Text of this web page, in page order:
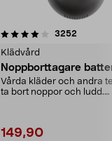
3252
Klädvård
Noppborttagare
Vårda kläder och andra
ta bort noppor och ludd.
149,90
4.5av 5 stjärnor